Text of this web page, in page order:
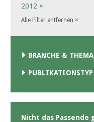
2012 ×
Alle Filter entfernen ×
BRANCHE & THEMA
PUBLIKATIONSTYP
Nicht das Passende